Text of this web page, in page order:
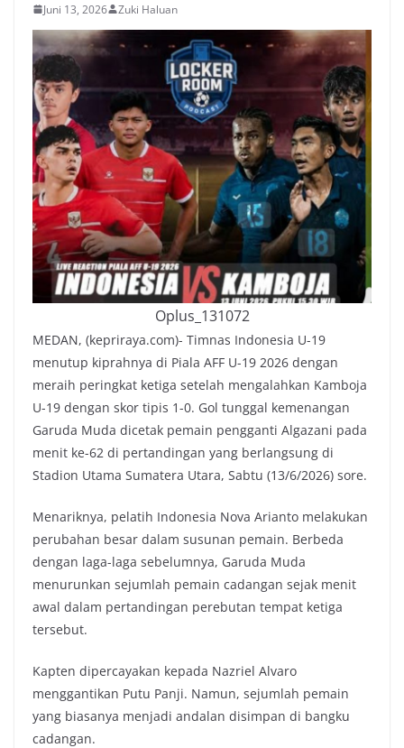
Juni 13, 2026 Zuki Haluan
Oplus_131072
MEDAN, (kepriraya.com)- Timnas Indonesia U-19
menutup kiprahnya di Piala AFF U-19 2026 dengan
meraih peringkat ketiga setelah mengalahkan Kamboja
U-19 dengan skor tipis 1-0. Gol tunggal kemenangan
Garuda Muda dicetak pemain pengganti Algazani pada
menit ke-62 di pertandingan yang berlangsung di
Stadion Utama Sumatera Utara, Sabtu (13/6/2026) sore.
Menariknya, pelatih Indonesia Nova Arianto melakukan
perubahan besar dalam susunan pemain. Berbeda
dengan laga-laga sebelumnya, Garuda Muda
menurunkan sejumlah pemain cadangan sejak menit
awal dalam pertandingan perebutan tempat ketiga
tersebut.
Kapten dipercayakan kepada Nazriel Alvaro
menggantikan Putu Panji. Namun, sejumlah pemain
yang biasanya menjadi andalan disimpan di bangku
cadangan.